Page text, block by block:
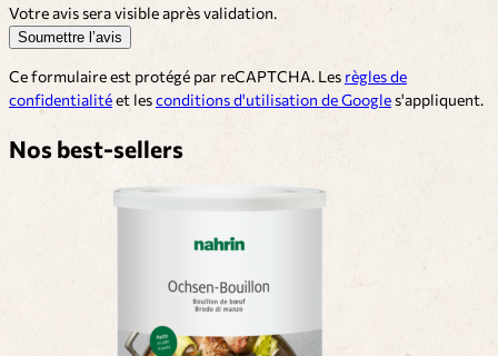
Votre avis sera visible après validation.
Soumettre l’avis
Ce formulaire est protégé par reCAPTCHA. Les règles de
confidentialitéet lesconditions d'utilisation de Google s'appliquent.
Nos best-sellers